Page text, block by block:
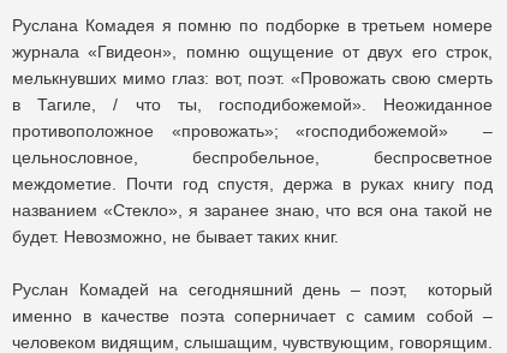
Руслана Комадея я помню по подборке в третьем номере
журнала «Гвидеон», помню ощущение от двух его строк,
мелькнувших мимо глаз: вот, поэт. «Провожать свою смерть
в Тагиле, / что ты, господибожемой». Неожиданное
противоположное «провожать»; «господибожемой» –
цельнословное, беспробельное, беспросветное
междометие. Почти год спустя, держа в руках книгу под
названием «Стекло», я заранее знаю, что вся она такой не
будет. Невозможно, не бывает таких книг.
Руслан Комадей на сегодняшний день – поэт, который
именно в качестве поэта соперничает с самим собой –
человеком видящим, слышащим, чувствующим, говорящим.